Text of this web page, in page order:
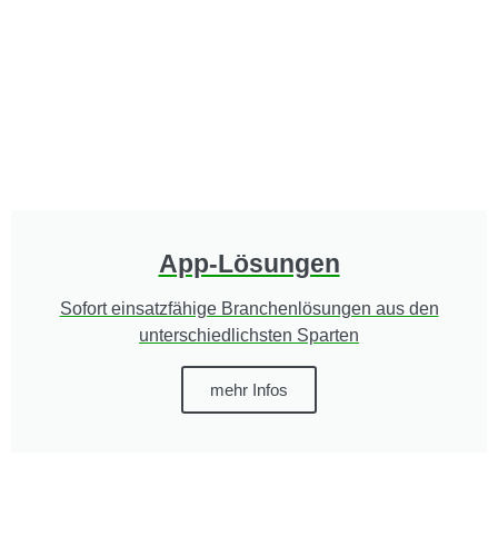
App-Lösungen
Sofort einsatzfähige Branchenlösungen aus den
unterschiedlichsten Sparten
mehr Infos